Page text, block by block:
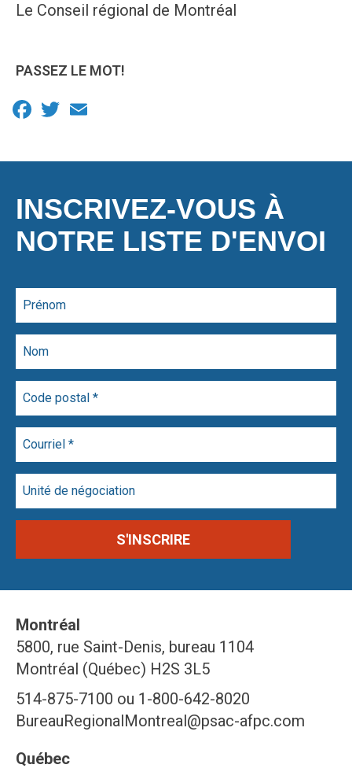
Le Conseil régional de Montréal
PASSEZ LE MOT!
Facebook
Twitter
INSCRIVEZ-VOUS À
NOTRE LISTE D'ENVOI
Montréal
5800, rue Saint-Denis, bureau 1104
Montréal (Québec) H2S 3L5
514-875-7100 ou 1-800-642-8020
BureauRegionalMontreal@psac-afpc.com
Québec